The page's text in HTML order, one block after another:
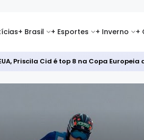
+ Brasil + Esportes + Inverno +
Priscila Cid é top 8 na Copa